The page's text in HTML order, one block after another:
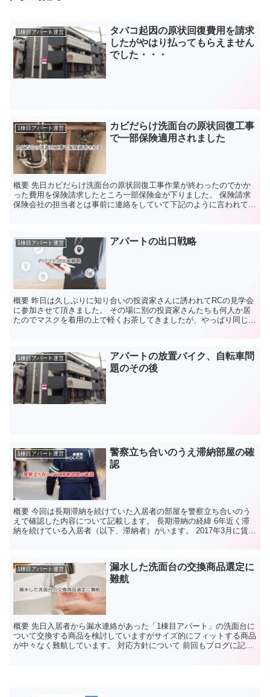
1棟目アパート運営
タバコ起因の原状回復費用を請求
したがやはり払ってもらえません
でした・・・
1棟目アパート運営
カビだらけ洗面台の原状回復工事
で一部保険適用されました
概要 先日カビだらけ洗面台の原状回復工事作業が終わったのでかか
った費用を保険請求したところ一部保険金が下りました。 保険請求
保険会社の担当者とは事前に連絡をしていて下記のように言われてい
1棟目アパート運営 アパートの出口戦略
概要 昨日は久しぶりに知り合いの投資家さんに誘われてRCの見学会
に参加させて頂きました。 その場に別の投資家さんたちも何人か居
たのでマスクを着用の上で軽くお茶してきましたが、やっぱり同じこ
1棟目アパート運営
アパートの放置バイク、自転車問
題のその後
1棟目アパート運営
警察立ち合いのうえ滞納部屋の確
認
概要 今回は長期滞納を続けていた入居者の部屋を警察立ち合いのう
えで確認した内容について記載します。 長期滞納の経緯 6年近く滞
納を続けている入居者（以下、滞納者）がいます。 2017年3月に賃貸
1棟目アパート運営
漏水した洗面台の交換商品選定に
難航
概要 先日入居者から漏水連絡があった「1棟目アパート」の洗面台に
ついて交換する商品を検討していますがサイズ的にフィットする商品
が中々なく難航しています。 対応方針について 前回もブログに記載